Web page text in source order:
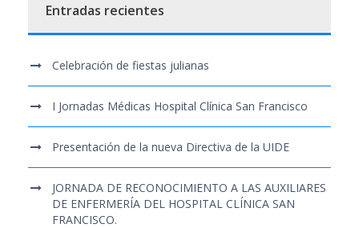
Entradas recientes
Celebración de fiestas julianas
I Jornadas Médicas Hospital Clínica San Francisco
Presentación de la nueva Directiva de la UIDE
JORNADA DE RECONOCIMIENTO A LAS AUXILIARES
DE ENFERMERÍA DEL HOSPITAL CLÍNICA SAN
FRANCISCO.